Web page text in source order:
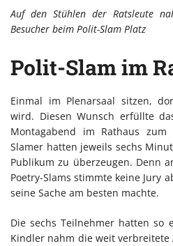
Auf den Stühlen der Ratsleute
Besucher beim Polit-Slam Platz
Polit-Slam im
Einmal im Plenarsaal sitzen,
wird. Diesen Wunsch erfüllte
Montagabend im Rathaus zum
Slamer hatten jeweils sechs
Publikum zu überzeugen. Denn
Poetry-Slams stimmte keine Jury
seine Sache am besten machte.
Die sechs Teilnehmer hatten so
Kindler nahm die weit